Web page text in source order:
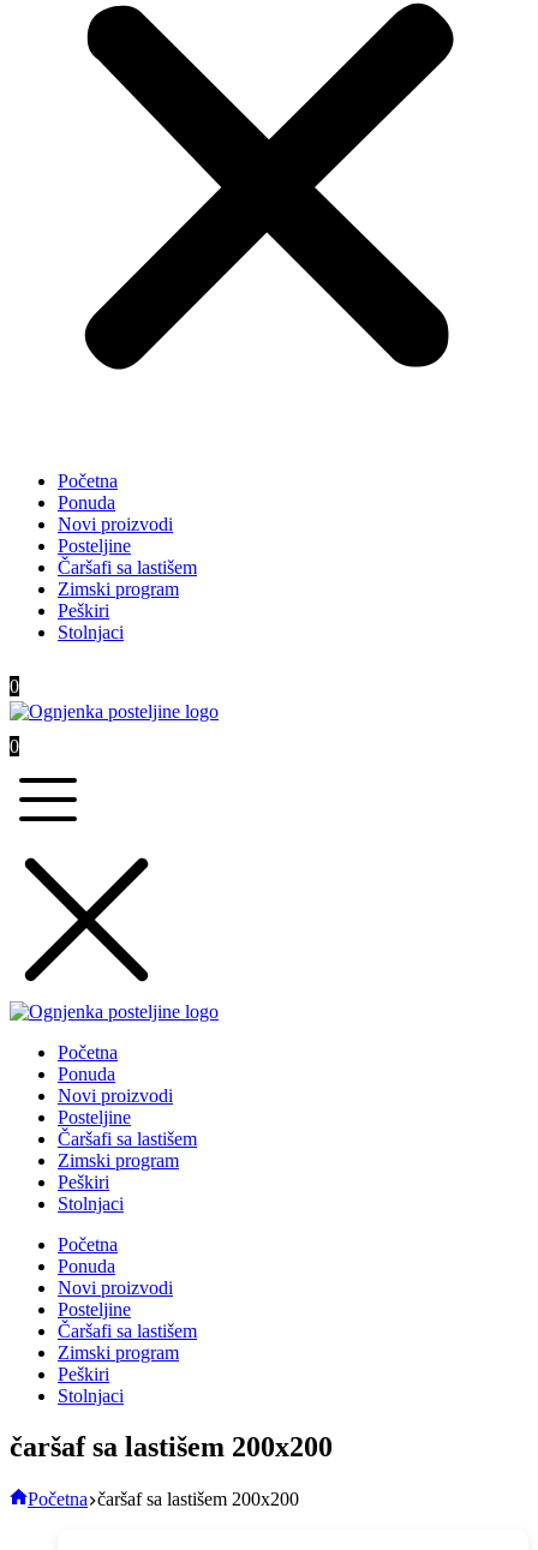
Početna
Ponuda
Novi proizvodi
Posteljine
Čaršafi sa lastišem
Zimski program
Peškiri
Stolnjaci
0
0
Početna
Ponuda
Novi proizvodi
Posteljine
Čaršafi sa lastišem
Zimski program
Peškiri
Stolnjaci
Početna
Ponuda
Novi proizvodi
Posteljine
Čaršafi sa lastišem
Zimski program
Peškiri
Stolnjaci
čaršaf sa lastišem 200x200
Početna čaršaf sa lastišem 200x200